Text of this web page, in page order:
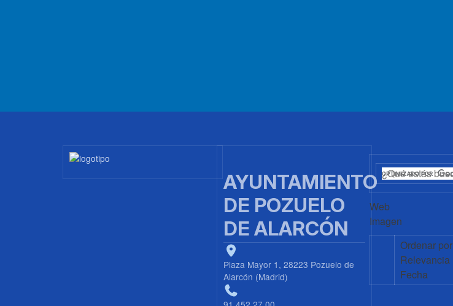
Imagen
AYUNTAMIENTO
DE POZUELO
DE ALARCÓN
Plaza Mayor 1, 28223 Pozuelo de
Alarcón (Madrid)
Web
Imagen
Ordenar por
Relevancia
Fecha